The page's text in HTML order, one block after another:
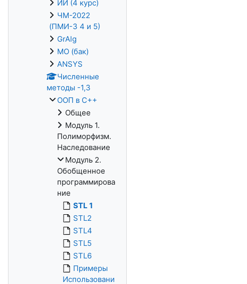
ИИ (4 курс)
ЧМ-2022
(ПМИ-3 4 и 5)
GrAlg
МО (бак)
ANSYS
Численные
методы -1,3
ООП в С++
Общее
Модуль 1.
Полиморфизм.
Наследование
Модуль 2.
Обобщенное
программирова
ние
STL 1
STL2
STL4
STL5
STL6
Примеры
Использовани